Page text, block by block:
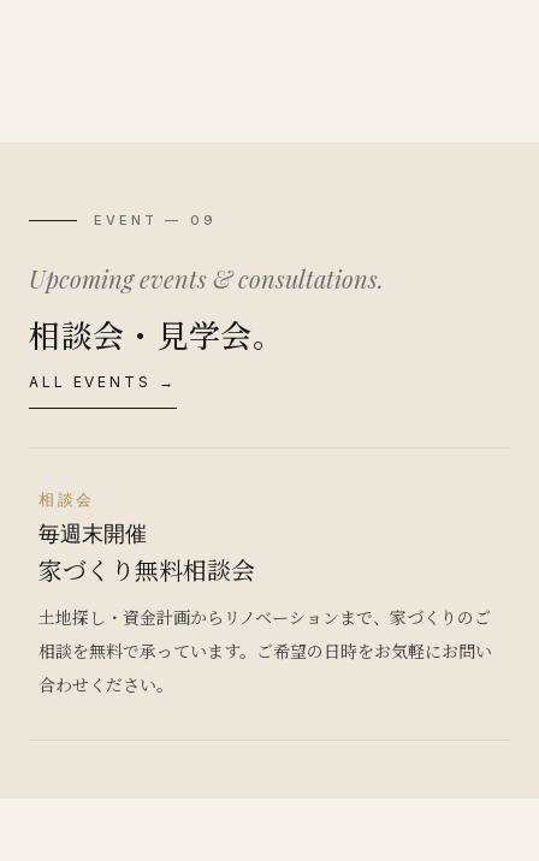
EVENT — 09
Upcoming events & consultations.
相談会・見学会。
ALL EVENTS →
相談会
毎週末開催
家づくり無料相談会
土地探し・資金計画からリノベーションまで、家づくりのご
相談を無料で承っています。ご希望の日時をお気軽にお問い
合わせください。